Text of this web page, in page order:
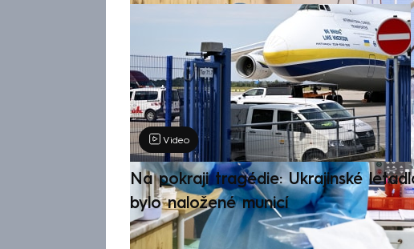
Video
Na pokraji tragédie: Ukrajinské
bylo naložené municí